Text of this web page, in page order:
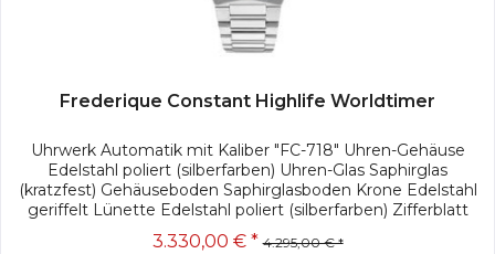
Frederique Constant Highlife Worldtimer
Uhrwerk Automatik mit Kaliber "FC-718" Uhren-Gehäuse
Edelstahl poliert (silberfarben) Uhren-Glas Saphirglas
(kratzfest) Gehäuseboden Saphirglasboden Krone Edelstahl
geriffelt Lünette Edelstahl poliert (silberfarben) Zifferblatt
arabische...
3.330,00 € * 4.295,00 € *